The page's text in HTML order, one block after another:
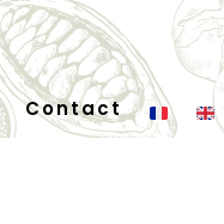
Contact